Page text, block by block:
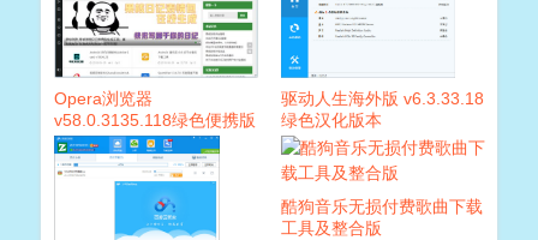
Opera浏览器
v58.0.3135.118绿色便携版
驱动人生海外版 v6.3.33.18
绿色汉化版本
酷狗音乐无损付费歌曲下载
工具及整合版